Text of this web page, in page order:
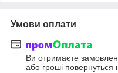
Умови оплати
Ви отримаєте
або гроші повернуться